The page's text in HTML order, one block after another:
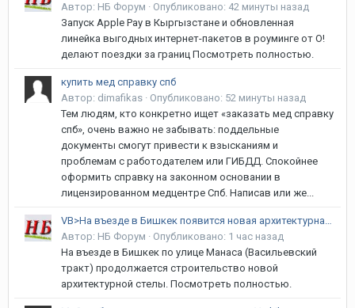
Автор: НБ Форум · Опубликовано: 42 минуты назад
Запуск Apple Pay в Кыргызстане и обновленная
линейка выгодных интернет-пакетов в роуминге от О!
делают поездки за границ Посмотреть полностью.
купить мед справку спб
Автор: dimafikas · Опубликовано: 52 минуты назад
Тем людям, кто конкретно ищет «заказать мед справку
спб», очень важно не забывать: поддельные
документы смогут привести к взысканиям и
проблемам с работодателем или ГИБДД. Спокойнее
оформить справку на законном основании в
лицензированном медцентре Спб. Написав или же...
VB>На въезде в Бишкек появится новая архитектурная доминанта
Автор: НБ Форум · Опубликовано: 1 час назад
На въезде в Бишкек по улице Манаса (Васильевский
тракт) продолжается строительство новой
архитектурной стелы. Посмотреть полностью.